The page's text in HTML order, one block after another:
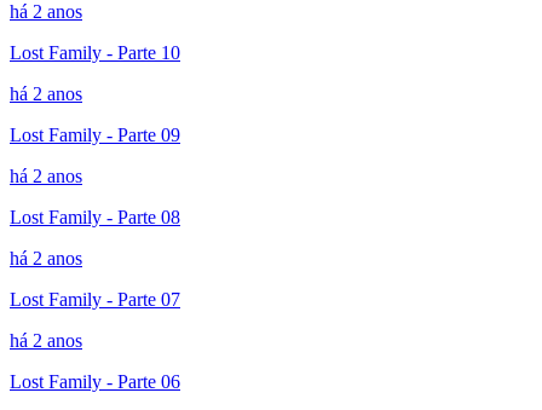
há 2 anos
Lost Family - Parte 10
há 2 anos
Lost Family - Parte 09
há 2 anos
Lost Family - Parte 08
há 2 anos
Lost Family - Parte 07
há 2 anos
Lost Family - Parte 06